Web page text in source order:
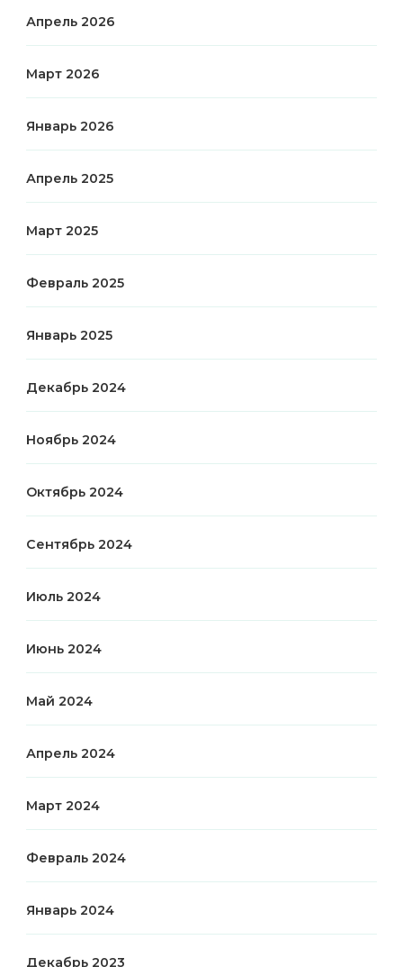
Апрель 2026
Март 2026
Январь 2026
Апрель 2025
Март 2025
Февраль 2025
Январь 2025
Декабрь 2024
Ноябрь 2024
Октябрь 2024
Сентябрь 2024
Июль 2024
Июнь 2024
Май 2024
Апрель 2024
Март 2024
Февраль 2024
Январь 2024
Декабрь 2023